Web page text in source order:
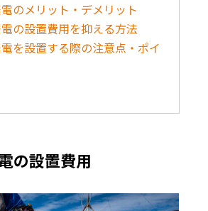
のメリット・デメリット
の設置費用を抑える方法
を設置する際の注意点・ポイ
の設置費用